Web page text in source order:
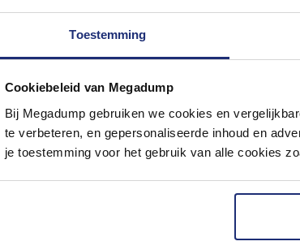
Toestemming
Cookiebeleid van Megadump
Bij Megadump gebruiken we cookies en
te verbeteren, en gepersonaliseerde inhoud en
je toestemming voor het gebruik van alle cookies
van delen. Deel jouw badkamer op